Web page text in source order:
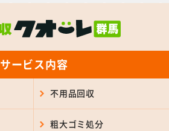
サービス内容
不用品回収
粗大ゴミ処分